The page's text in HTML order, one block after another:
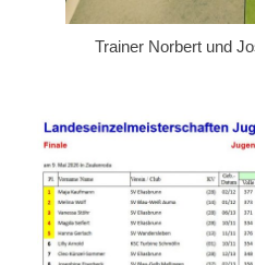
Trainer Norbert und